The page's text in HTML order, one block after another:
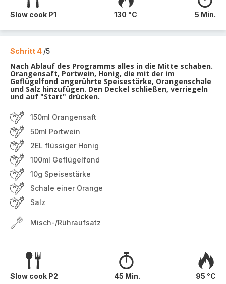
Slow cook P1 130 °C 5 Min.
Schritt 4 /5
Nach Ablauf des Programms alles in die Mitte schaben.
Orangensaft, Portwein, Honig, die mit der im
Geflügelfond angerührte Speisestärke, Orangenschale
und Salz hinzufügen. Den Deckel schließen, verriegeln
und auf "Start" drücken.
150ml Orangensaft
50ml Portwein
2EL flüssiger Honig
100ml Geflügelfond
10g Speisestärke
Schale einer Orange
Salz
Misch-/Rühraufsatz
Slow cook P2 45 Min. 95 °C